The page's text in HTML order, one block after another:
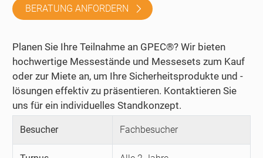
BERATUNG ANFORDERN
Planen Sie Ihre Teilnahme an GPEC®? Wir bieten
hochwertige Messestände und Messesets zum Kauf
oder zur Miete an, um Ihre Sicherheitsprodukte und -
lösungen effektiv zu präsentieren. Kontaktieren Sie
uns für ein individuelles Standkonzept.
Besucher Fachbesucher